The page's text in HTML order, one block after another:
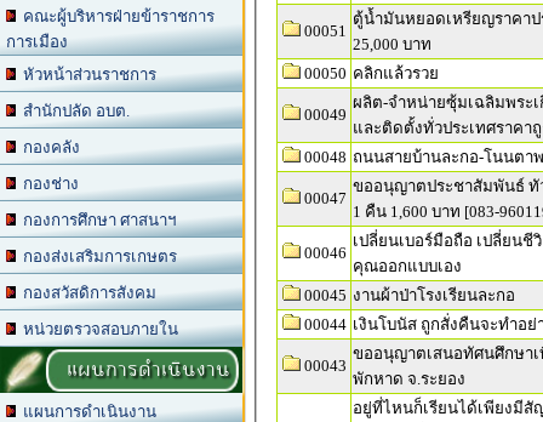
คณะผู้บริหารฝ่ายข้าราชการ
การเมือง
หัวหน้าส่วนราชการ
สำนักปลัด อบต.
กองคลัง
กองช่าง
กองการศึกษา ศาสนาฯ
กองส่งเสริมการเกษตร
กองสวัสดิการสังคม
หน่วยตรวจสอบภายใน
แผนการดำเนินงาน
แผนการดำเนินงาน
00051
ตู้น้ำมันหยอดเหรียญราคาป
25,000 บาท
00050 คลิกแล้วรวย
00049
ผลิต-จำหน่ายซุ้มเฉลิมพระ
และติดตั้งทั่วประเทศราคา
00048 ถนนสายบ้านละกอ-โนนตา
00047
ขออนุญาตประชาสัมพันธ์ ทั
1 คืน 1,600 บาท [083-
00046
เปลี่ยนเบอร์มือถือ เปลี่ยนชี
คุณออกแบบเอง
00045 งานผ้าป่าโรงเรียนละกอ
00044 เงินโบนัส ถูกสั่งคืนจะทำอย่
00043
ขออนุญาตเสนอทัศนศึกษาเ
พักหาด จ.ระยอง
อยู่ที่ไหนก็เรียนได้เพียงมี